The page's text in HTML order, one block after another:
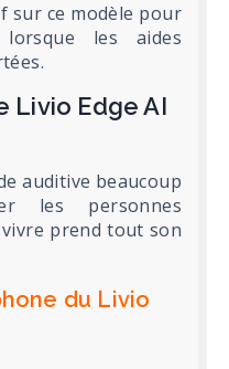
sur ce modèle pour
les aides
Livio Edge AI
auditive beaucoup
les personnes
prend tout son
du Livio